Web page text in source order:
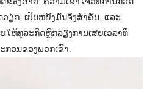
ວຽກ, ເປັນຫຍັງມັນຈຶ່ງສໍາຄັນ, ແລະ
ຫ້ທຸລະກິດຫຼີກລ່ຽງການເສຍເວລາທີ່
ອນຂອງພວກເຂົາ.